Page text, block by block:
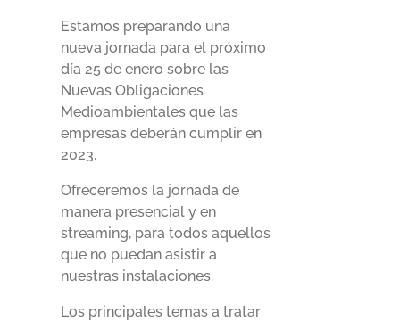
Estamos preparando una
nueva jornada para el próximo
día 25 de enero sobre las
Nuevas Obligaciones
Medioambientales que las
empresas deberán cumplir en
2023.
Ofreceremos la jornada de
manera presencial y en
streaming, para todos aquellos
que no puedan asistir a
nuestras instalaciones.
Los principales temas a tratar